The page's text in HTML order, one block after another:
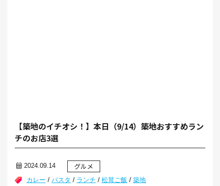
【築地のイチオシ！】本日（9/14）築地おすすめラン
チのお店3選
2024.09.14 グルメ
カレー / パスタ / ランチ / 松茸ご飯 / 築地